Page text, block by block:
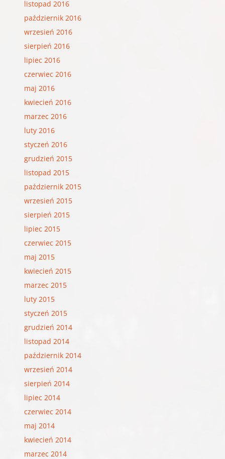
listopad 2016
październik 2016
wrzesień 2016
sierpień 2016
lipiec 2016
czerwiec 2016
maj 2016
kwiecień 2016
marzec 2016
luty 2016
styczeń 2016
grudzień 2015
listopad 2015
październik 2015
wrzesień 2015
sierpień 2015
lipiec 2015
czerwiec 2015
maj 2015
kwiecień 2015
marzec 2015
luty 2015
styczeń 2015
grudzień 2014
listopad 2014
październik 2014
wrzesień 2014
sierpień 2014
lipiec 2014
czerwiec 2014
maj 2014
kwiecień 2014
marzec 2014